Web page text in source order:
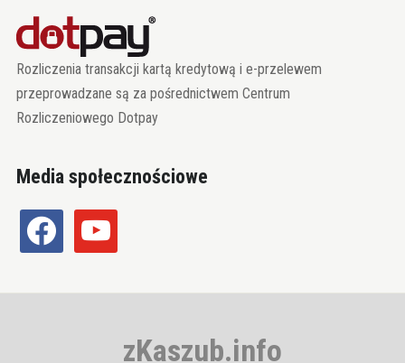
Rozliczenia transakcji kartą kredytową i e-przelewem
przeprowadzane są za pośrednictwem Centrum
Rozliczeniowego Dotpay
Media społecznościowe
facebook youtube
zKaszub.info